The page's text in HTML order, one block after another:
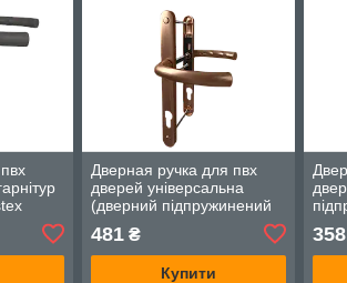
Дверная ручка для пвх
дверей універсальна
(дверний підпружинений
гарнітур універсальний)
Astex ANTEY DHS
92/26/16 Бронзовий (F4)
481₴
Купити
358